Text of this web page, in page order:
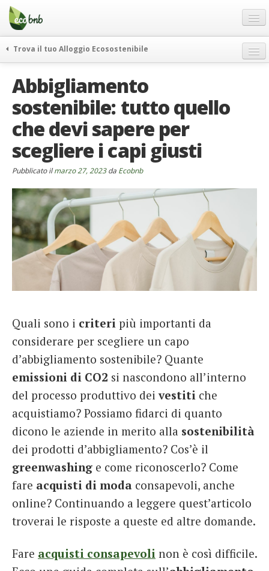
Menu
Salta
contenuto
Offerte Speciali
Regali
FAQ
Chi Siamo
Partner
Contatti
Italiano
German
English
Spanish
Trova il tuo Alloggio Ecosostenibile
itinerari
curiosità
vivere e viaggiare verde
news ed eventi
ecohotel
Abbigliamento
sostenibile: tutto quello
che devi sapere per
scegliere i capi giusti
Pubblicato ilmarzo 27, 2023da Ecobnb
Quali sono i criteri più importanti da
considerare per scegliere un capo
d’abbigliamento sostenibile? Quante
emissioni di CO2 si nascondono all’interno
del processo produttivo deivestiti che
acquistiamo? Possiamo fidarci di quanto
dicono le aziende in merito alla sostenibilità
dei prodotti d’abbigliamento? Cos’è il
greenwashing e come riconoscerlo? Come
fare acquisti di moda consapevoli, anche
online? Continuando a leggere quest’articolo
troverai le risposte a queste ed altre domande.
Fare acquisti consapevoli non è così difficile.